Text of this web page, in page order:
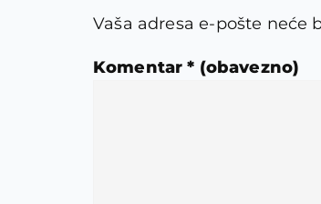
Vaša adresa e-pošte neće
Komentar* (obavezno)